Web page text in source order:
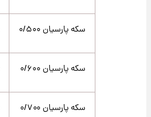
سکه پارسیان ۰/۵۰۰
سکه پارسیان ۰/۶۰۰
سکه پارسیان ۰/۷۰۰